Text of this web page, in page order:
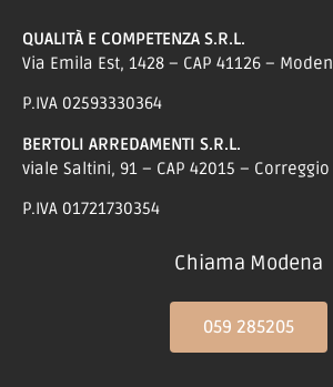
QUALITÀ E COMPETENZA S.R.L.
Via Emila Est, 1428 – CAP 41126 –
P.IVA 02593330364
BERTOLI ARREDAMENTI S.R.L.
viale Saltini, 91 – CAP 42015 – Correggio
P.IVA 01721730354
Chiama Modena
059 285205